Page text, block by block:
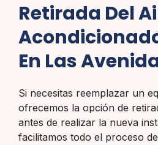
Retirada Del
En Las
Si necesitas reemplazar un
ofrecemos la opción de
antes de realizar la nueva
facilitamos todo el proceso